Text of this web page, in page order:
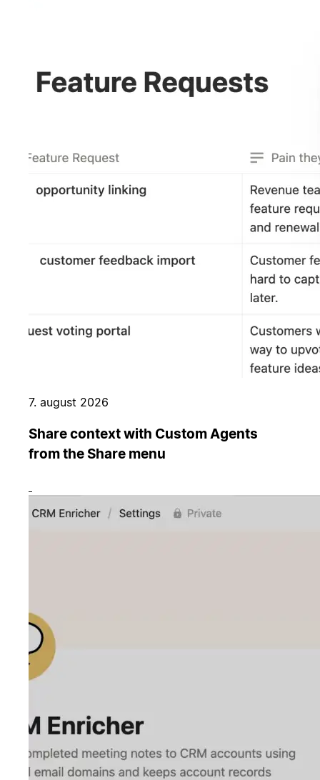
7. august 2026
Share context with Custom Agents
from the Share menu